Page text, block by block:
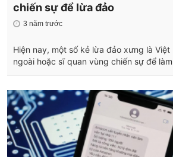
chiến sự để lừa đảo
3 năm trước
Hiện nay, một số kẻ lừa đảo xưng là Việt
ngoài hoặc sĩ quan vùng chiến sự để